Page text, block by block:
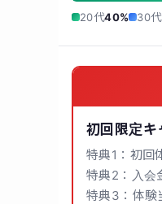
20代40% 30代
初回限定キ
特典1：初回
特典2：入会
特典3：体験